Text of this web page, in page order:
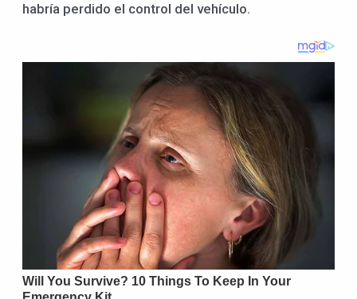
habría perdido el control del vehículo.